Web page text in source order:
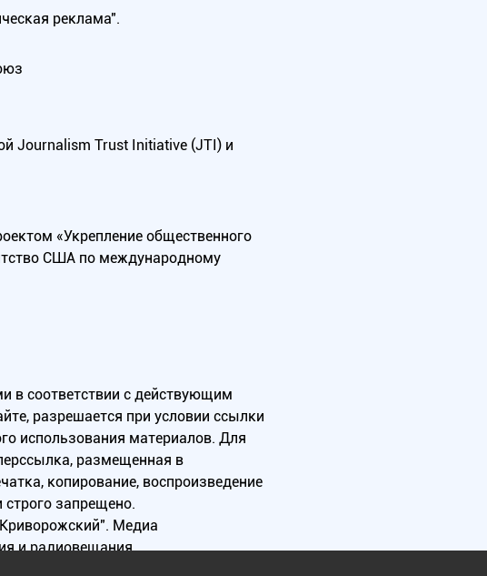
реклама".
Journalism Trust Initiative (JTI) и
«Укрепление общественного
США по международному
в соответствии с действующим
разрешается при условии ссылки
использования материалов. Для
размещенная в
копирование, воспроизведение
строго запрещено.
Медиа
и радиовещания.